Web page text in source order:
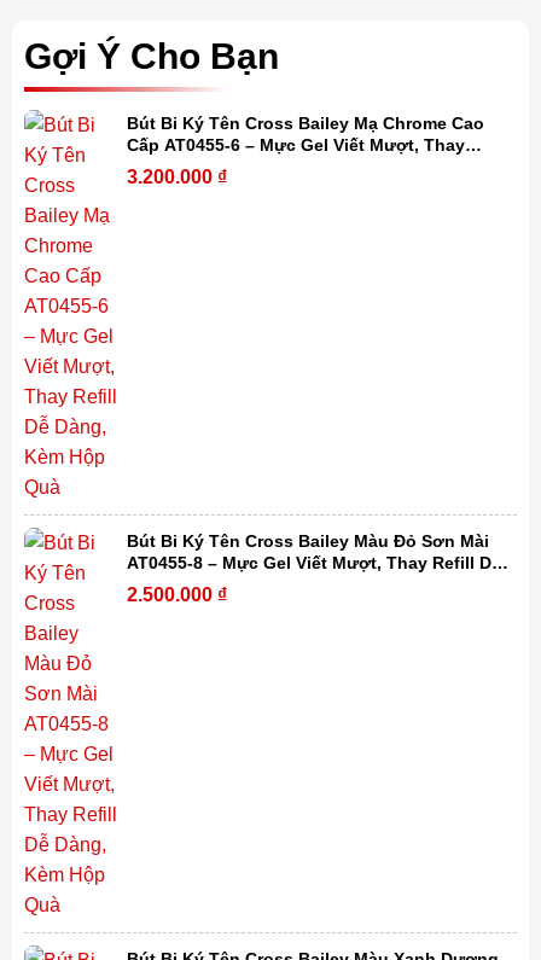
Gợi Ý Cho Bạn
Bút Bi Ký Tên Cross Bailey Mạ Chrome Cao
Cấp AT0455-6 – Mực Gel Viết Mượt, Thay
Refill Dễ Dàng, Kèm Hộp Quà
3.200.000 ₫
Bút Bi Ký Tên Cross Bailey Màu Đỏ Sơn Mài
AT0455-8 – Mực Gel Viết Mượt, Thay Refill Dễ
Dàng, Kèm Hộp Quà
2.500.000 ₫